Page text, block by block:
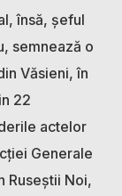
însă, șeful
semnează o
Văsieni, în
22
actelor
Generale
Ruseștii Noi,